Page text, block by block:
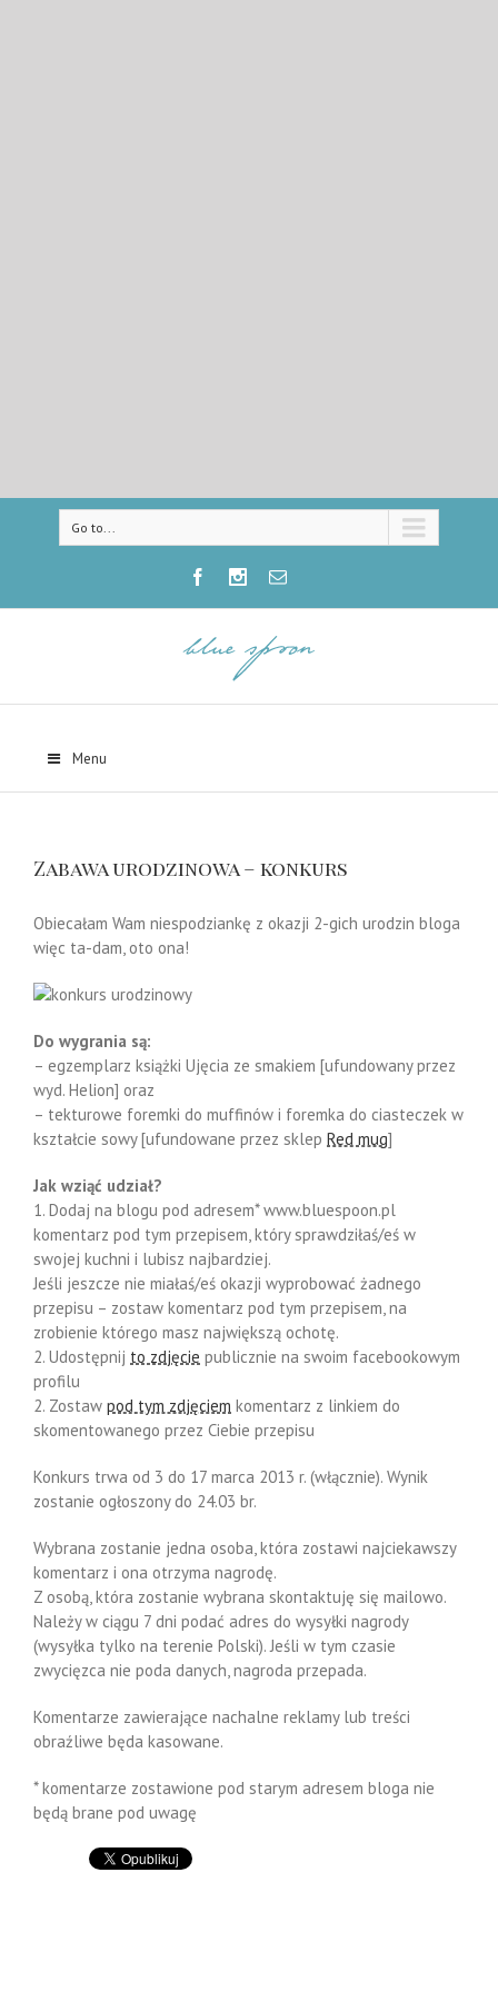
Go to...
Menu
Zabawa urodzinowa – konkurs
Obiecałam Wam niespodziankę z okazji 2-gich urodzin bloga
więc ta-dam, oto ona!
Do wygrania są:
– egzemplarz książki Ujęcia ze smakiem [ufundowany przez
wyd. Helion] oraz
– tekturowe foremki do muffinów i foremka do ciasteczek w
kształcie sowy [ufundowane przez sklep Red mug]
Jak wziąć udział?
1. Dodaj na blogu pod adresem* www.bluespoon.pl
komentarz pod tym przepisem, który sprawdziłaś/eś w
swojej kuchni i lubisz najbardziej.
Jeśli jeszcze nie miałaś/eś okazji wyprobować żadnego
przepisu – zostaw komentarz pod tym przepisem, na
zrobienie którego masz największą ochotę.
2. Udostępnij to zdjęcie publicznie na swoim facebookowym
profilu
2. Zostaw pod tym zdjęciem komentarz z linkiem do
skomentowanego przez Ciebie przepisu
Konkurs trwa od 3 do 17 marca 2013 r. (włącznie). Wynik
zostanie ogłoszony do 24.03 br.
Wybrana zostanie jedna osoba, która zostawi najciekawszy
komentarz i ona otrzyma nagrodę.
Z osobą, która zostanie wybrana skontaktuję się mailowo.
Należy w ciągu 7 dni podać adres do wysyłki nagrody
(wysyłka tylko na terenie Polski). Jeśli w tym czasie
zwycięzca nie poda danych, nagroda przepada.
Komentarze zawierające nachalne reklamy lub treści
obraźliwe będa kasowane.
* komentarze zostawione pod starym adresem bloga nie
będą brane pod uwagę